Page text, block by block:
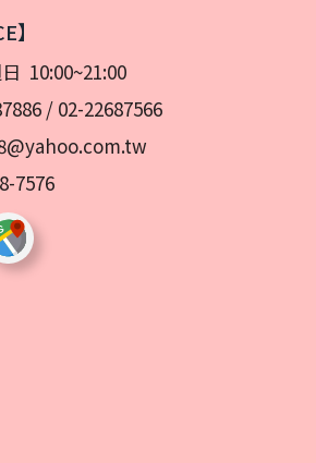
】
10:00~21:00
/ 02-22687566
7576